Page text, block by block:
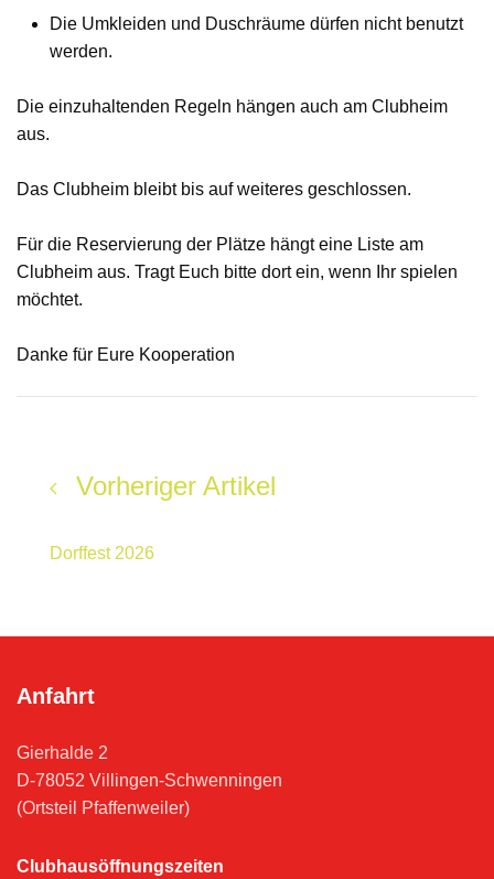
Die Umkleiden und Duschräume dürfen nicht benutzt
werden.
Die einzuhaltenden Regeln hängen auch am Clubheim
aus.
Das Clubheim bleibt bis auf weiteres geschlossen.
Für die Reservierung der Plätze hängt eine Liste am
Clubheim aus. Tragt Euch bitte dort ein, wenn Ihr spielen
möchtet.
Danke für Eure Kooperation
Vorheriger Artikel
Dorffest 2026
Anfahrt
Gierhalde 2
D-78052 Villingen-Schwenningen
(Ortsteil Pfaffenweiler)
Clubhausöffnungszeiten